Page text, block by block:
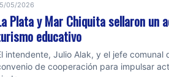
05/2026
Plata y Mar Chiquita sellaron
educativo
intendente, Julio Alak, y el jefe
de cooperación para impulsar